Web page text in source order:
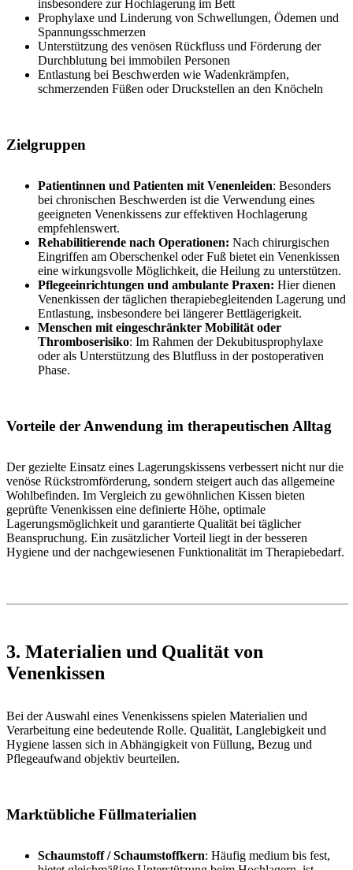
insbesondere zur Hochlagerung im Bett
Prophylaxe und Linderung von Schwellungen, Ödemen und
Spannungsschmerzen
Unterstützung des venösen Rückfluss und Förderung der
Durchblutung bei immobilen Personen
Entlastung bei Beschwerden wie Wadenkrämpfen,
schmerzenden Füßen oder Druckstellen an den Knöcheln
Zielgruppen
Patientinnen und Patienten mit Venenleiden: Besonders
bei chronischen Beschwerden ist die Verwendung eines
geeigneten Venenkissens zur effektiven Hochlagerung
empfehlenswert.
Rehabilitierende nach Operationen: Nach chirurgischen
Eingriffen am Oberschenkel oder Fuß bietet ein Venenkissen
eine wirkungsvolle Möglichkeit, die Heilung zu unterstützen.
Pflegeeinrichtungen und ambulante Praxen: Hier dienen
Venenkissen der täglichen therapiebegleitenden Lagerung und
Entlastung, insbesondere bei längerer Bettlägerigkeit.
Menschen mit eingeschränkter Mobilität oder
Thromboserisiko: Im Rahmen der Dekubitusprophylaxe
oder als Unterstützung des Blutfluss in der postoperativen
Phase.
Vorteile der Anwendung im therapeutischen Alltag
Der gezielte Einsatz eines Lagerungskissens verbessert nicht nur die
venöse Rückstromförderung, sondern steigert auch das allgemeine
Wohlbefinden. Im Vergleich zu gewöhnlichen Kissen bieten
geprüfte Venenkissen eine definierte Höhe, optimale
Lagerungsmöglichkeit und garantierte Qualität bei täglicher
Beanspruchung. Ein zusätzlicher Vorteil liegt in der besseren
Hygiene und der nachgewiesenen Funktionalität im Therapiebedarf.
3. Materialien und Qualität von
Venenkissen
Bei der Auswahl eines Venenkissens spielen Materialien und
Verarbeitung eine bedeutende Rolle. Qualität, Langlebigkeit und
Hygiene lassen sich in Abhängigkeit von Füllung, Bezug und
Pflegeaufwand objektiv beurteilen.
Marktübliche Füllmaterialien
Schaumstoff / Schaumstoffkern: Häufig medium bis fest,